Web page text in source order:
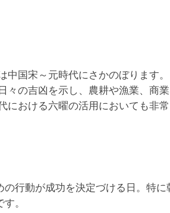
中国宋～元時代にさかのぼります
々の吉凶を示し、農耕や漁業、商
おける六曜の活用においても非常
の行動が成功を決定づける日。特
。